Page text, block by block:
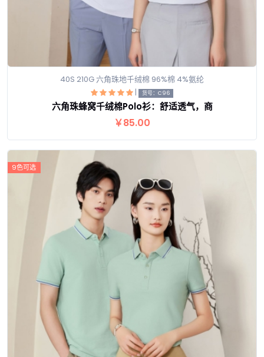
查看详情
40S 210G 六角珠地千绒棉 96%棉 4%氨纶
| 货号：C96
六角珠蜂窝千绒棉Polo衫：舒适透气，商
￥85.00
9色可选